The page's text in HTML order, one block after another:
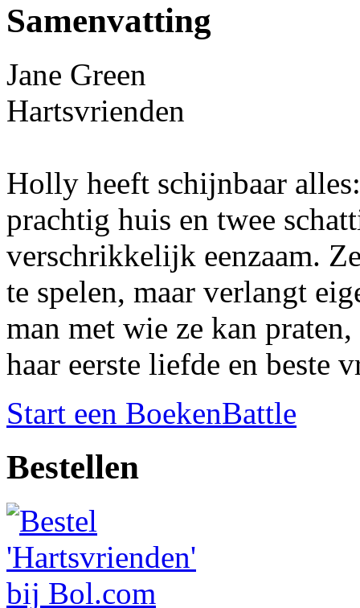
Samenvatting
Jane Green
Hartsvrienden
Holly heeft schijnbaar
prachtig huis en twee
verschrikkelijk eenzaam.
te spelen, maar verlangt
man met wie ze kan
haar eerste liefde en beste
Start een BoekenBattle
Bestellen